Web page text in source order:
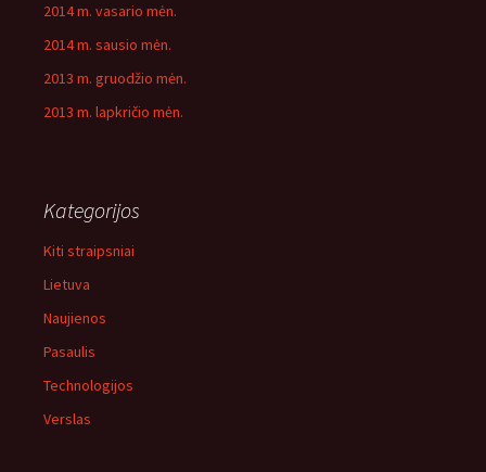
2014 m. vasario mėn.
2014 m. sausio mėn.
2013 m. gruodžio mėn.
2013 m. lapkričio mėn.
Kategorijos
Kiti straipsniai
Lietuva
Naujienos
Pasaulis
Technologijos
Verslas